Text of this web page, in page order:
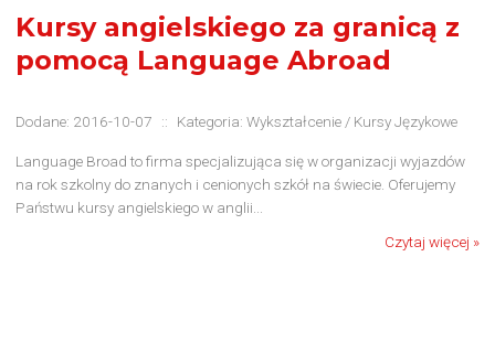
Kursy angielskiego za granicą z
pomocą Language Abroad
Dodane: 2016-10-07 :: Kategoria: Wykształcenie / Kursy Językowe
Language Broad to firma specjalizująca się w organizacji wyjazdów
na rok szkolny do znanych i cenionych szkół na świecie. Oferujemy
Państwu kursy angielskiego w anglii...
Czytaj więcej »